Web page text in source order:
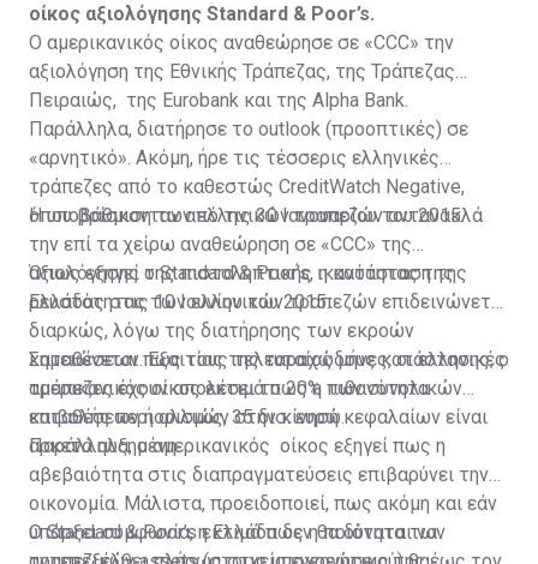
οίκος αξιολόγησης Standard & Poor’s.
Ο αμερικανικός οίκος αναθεώρησε σε «CCC» την
αξιολόγηση της Εθνικής Τράπεζας, της Τράπεζας
Πειραιώς, της Eurobank και της Alpha Bank.
Παράλληλα, διατήρησε το outlook (προοπτικές) σε
«αρνητικό». Ακόμη, ήρε τις τέσσερις ελληνικές
τράπεζες από το καθεστώς CreditWatch Negative,
όπου βρίσκονταν από τις 30 Ιανουαρίου του 2015.
Η υποβάθμιση των ελληνικών τραπεζών αντανακλά
την επί τα χείρω αναθεώρηση σε «CCC» της
αξιολόγησης της πιστοληπτικής ικανότητας της
Ελλάδας στις 10 Ιουνίου του 2015.
Όπως εξηγεί ο Standard & Poor’s, η κατάσταση της
ρευστότητας των ελληνικών τραπεζών επιδεινώνεται
διαρκώς, λόγω της διατήρησης των εκροών
καταθέσεων. Εξαιτίας της ταραχώδους κατάστασης, ο
αμερικανικός οίκος εκτιμά πως η πιθανότητα
επιβολής περιορισμών στην κίνηση κεφαλαίων είναι
αρκετά αυξημένη.
Σημειώνεται πως τους τελευταίος μήνες, οι ελληνικές
τράπεζες έχουν απολέσει το 20% των συνολικών
καταθέσεων ή αλλιώς, 35 δισ. ευρώ.
Παράλληλα, ο αμερικανικός οίκος εξηγεί πως η
αβεβαιότητα στις διαπραγματεύσεις επιβαρύνει την
οικονομία. Μάλιστα, προειδοποιεί, πως ακόμη και εάν
υπάρξει συμφωνία, η Ελλάδα δεν θα δύναται να
Ο Standard & Poor’s εκτιμά πως η ποιότητα των